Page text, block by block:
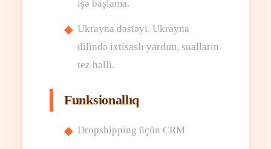
işə başlama.
Ukrayna dəstəyi. Ukrayna
dilində ixtisaslı yardım, sualların
tez həlli.
Funksionallıq
Dropshipping üçün CRM